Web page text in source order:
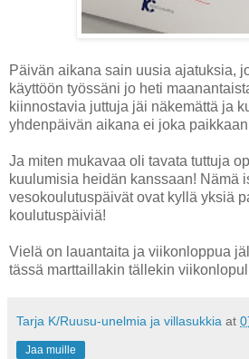
Päivän aikana sain uusia ajatuksia,
käyttöön työssäni jo heti
kiinnostavia juttuja jäi näkemättä ja
yhdenpäivän aikana ei joka
Ja miten mukavaa oli tavata tuttuja
kuulumisia heidän kanssaan! Nämä
vesokoulutuspäivät ovat kyllä yksiä
koulutuspäiviä!
Vielä on lauantaita ja viikonloppua
tässä marttaillakin tällekin
Tarja K/Ruusu-unelmia ja villasukkia at
Jaa muille